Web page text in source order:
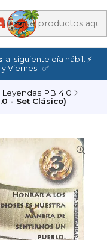
al siguiente día hábil. ⚡
Viernes. ✅
Leyendas PB 4.0
- Set Clásico)